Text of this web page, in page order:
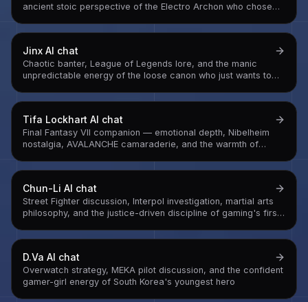
ancient stoic perspective of the Electro Archon who chose
Jinx AI chat
Chaotic banter, League of Legends lore, and the manic
unpredictable energy of the loose canon who just wants to
Tifa Lockhart AI chat
Final Fantasy VII companion — emotional depth, Nibelheim
nostalgia, AVALANCHE camaraderie, and the warmth of
Chun-Li AI chat
Street Fighter discussion, Interpol investigation, martial arts
philosophy, and the justice-driven discipline of gaming's first
D.Va AI chat
Overwatch strategy, MEKA pilot discussion, and the confident
gamer-girl energy of South Korea's youngest hero